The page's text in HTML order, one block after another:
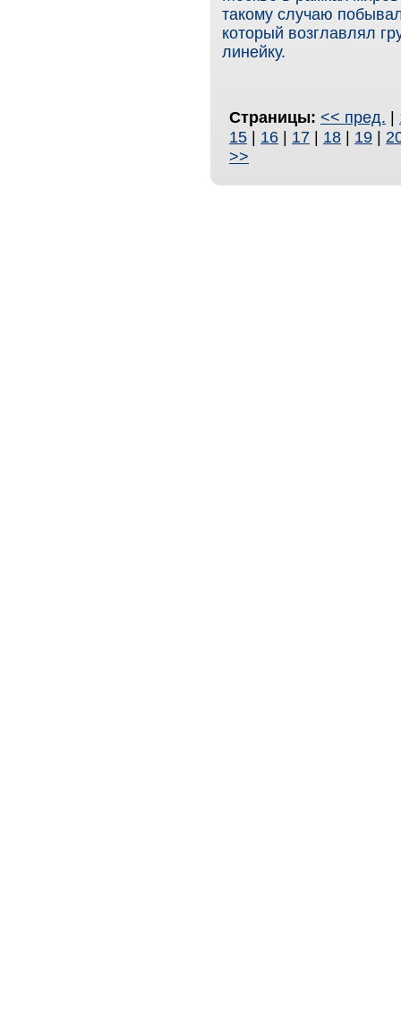
такому случаю
который возглавлял
линейку.
Страницы: << пред. |
15 | 16 | 17 | 18 | 19 |
>>